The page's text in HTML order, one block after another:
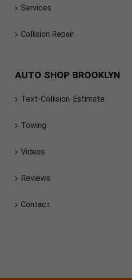
Services
Collision Repair
AUTO SHOP BROOKLYN
Text-Collision-Estimate
Towing
Videos
Reviews
Contact